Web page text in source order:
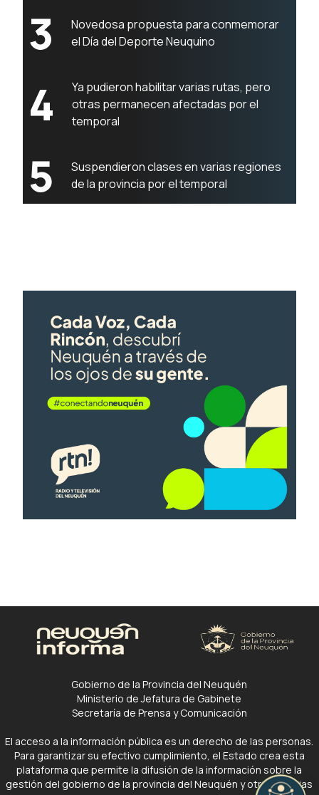
3
Novedosa propuesta para conmemorar
el Día del Deporte Neuquino
4
Ya pudieron habilitar varias rutas, pero
otras permanecen afectadas por el
temporal
5
Suspendieron clases en varias regiones
de la provincia por el temporal
Gobierno de la Provincia del Neuquén
Ministerio de Jefatura de Gabinete
Secretaría de Prensa y Comunicación
El acceso a la información pública es un derecho de las personas.
Para garantizar su efectivo cumplimiento, el Estado crea esta
plataforma que permite la difusión de la información sobre la
gestión del gobierno de la provincia del Neuquén y otras noticias